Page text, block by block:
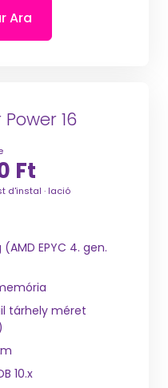
Ara
16
Ft
d'instal · lació
EPYC 4. gen.
tárhely méret
10.x